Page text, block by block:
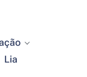
Lia